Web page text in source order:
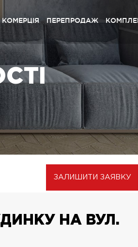
КОМЕРЦІЯ ПЕРЕПРОДАЖ
Grand» Софіївська Борщагівка
Avenue» Петропавлівська
Петропавлівська Борщагівка
Софіївська Борщагівка
Львів
ЗАЛИШИТИ ЗАЯВКУ
НА ВУЛ.